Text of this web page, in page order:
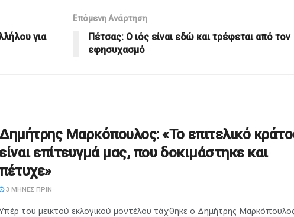
για
Επόμενη Ανάρτηση
Πέτσας: Ο ιός είναι εδώ και τρέφεται από τον
εφησυχασμό
Μαρκόπουλος: «Το επιτελικό
είναι επίτευγμά μας, που δοκιμάστηκε και
πέτυχε»
3 ΜΉΝΕΣ ΠΡΙΝ
του μεικτού εκλογικού μοντέλου τάχθηκε ο Δημήτρης